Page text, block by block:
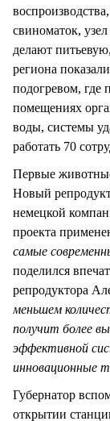
свиноматок,
делают
региона
подогревом, где
помещениях
воды, системы
работать 70
Первые
Новый
немецкой
проекта
самые
поделился
репродуктора
меньшем
получит более
эффективной
инновационные
Губернатор
открытии